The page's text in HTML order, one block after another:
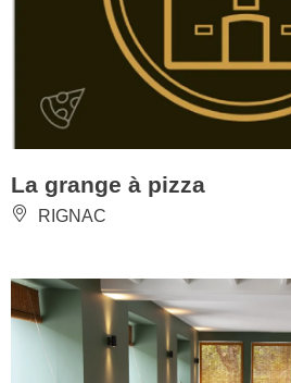
La grange à pizza
RIGNAC